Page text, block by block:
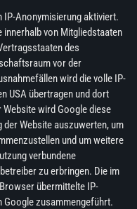
IP-Anonymisierung aktiviert.
von Mitgliedstaaten
des
vor der
wird die volle IP-
USA übertragen und dort
wird Google diese
Website auszuwerten, um
und um weitere
verbundene
zu erbringen. Die im
übermittelte IP-
Google zusammengeführt.